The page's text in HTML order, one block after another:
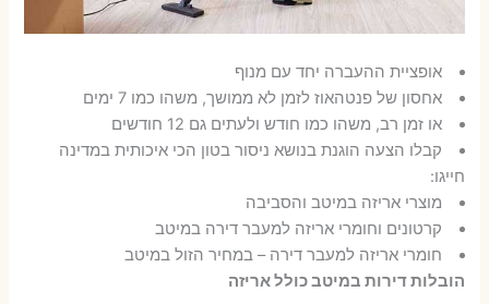
אופציית ההעברה יחד עם מנוף
אחסון של פנטהאוז לזמן לא ממושך, משהו כמו 7 ימים
או זמן רב, משהו כמו חודש ולעתים גם 12 חודשים
קבלו הצעה הוגנת בנושא ניסור בטון הכי איכותית במדינה
חייגו:
מוצרי אריזה במיטב והסביבה
קרטונים וחומרי אריזה למעבר דירה במיטב
חומרי אריזה למעבר דירה – במחיר הזול במיטב
הובלות דירות במיטב כולל אריזה